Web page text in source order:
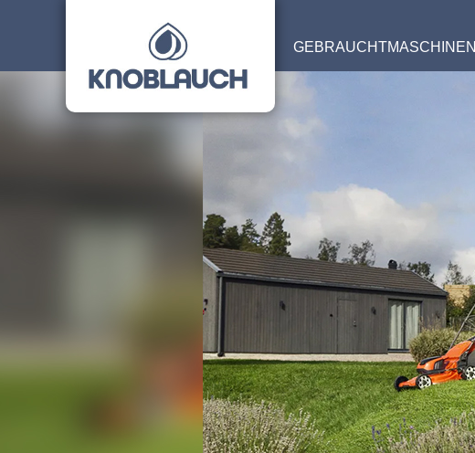
PRODUKTE GEBRAUCHTMASCHINEN